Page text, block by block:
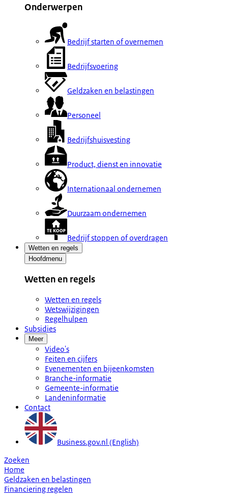
Onderwerpen
Bedrijf starten of overnemen
Bedrijfsvoering
Geldzaken en belastingen
Personeel
Bedrijfshuisvesting
Product, dienst en innovatie
Internationaal ondernemen
Duurzaam ondernemen
Bedrijf stoppen of overdragen
Wetten en regels
Hoofdmenu
Wetten en regels
Wetten en regels
Wetswijzigingen
Regelhulpen
Subsidies
Meer
Video's
Feiten en cijfers
Evenementen en bijeenkomsten
Branche-informatie
Gemeente-informatie
Landeninformatie
Contact
Business.gov.nl (English)
Zoeken
Home
Geldzaken en belastingen
Financiering regelen